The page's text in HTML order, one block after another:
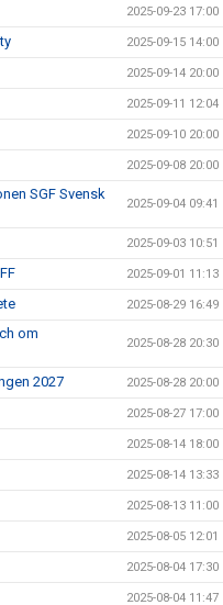
2025-09-23 17:00
2025-09-15 14:00
2025-09-14 20:00
2025-09-11 12:04
2025-09-10 20:00
2025-09-08 20:00
SGF Svensk
2025-09-04 09:41
2025-09-03 10:51
2025-09-01 11:13
2025-08-29 16:49
om
2025-08-28 20:30
2027 2025-08-28 20:00
2025-08-27 17:00
2025-08-14 18:00
2025-08-14 13:33
2025-08-13 11:00
2025-08-05 12:01
2025-08-04 17:30
2025-08-04 11:47